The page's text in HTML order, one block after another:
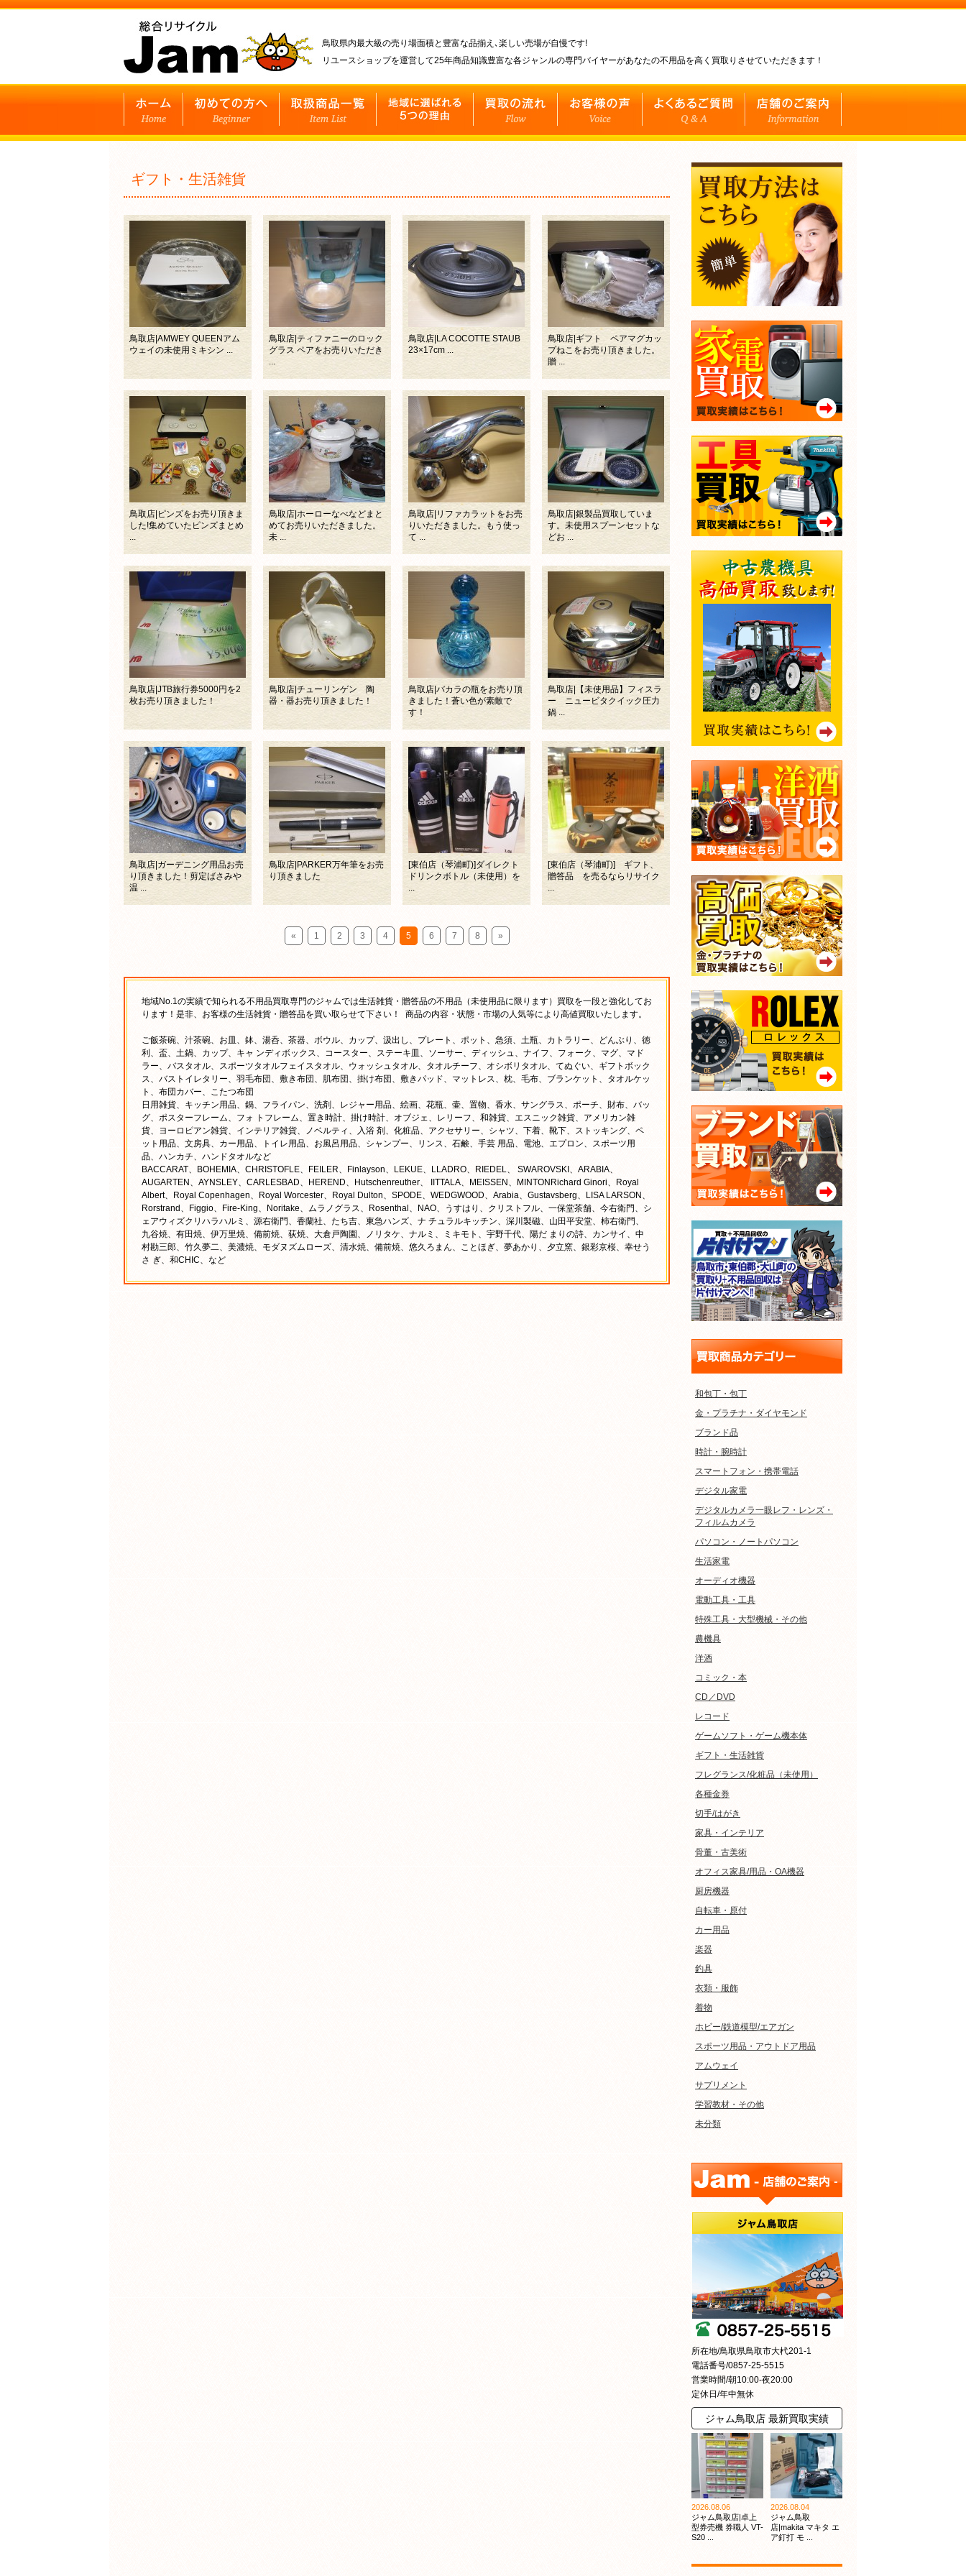
鳥取県内最大級の売り場面積と豊富な品揃え､楽しい売場が自慢です!
リユースショップを運営して25年商品知識豊富な各ジャンルの専門バイヤーがあなたの不用品を高く買取りさせていただきます！
ギフト・生活雑貨
鳥取店|AMWEY QUEENアム
ウェイの未使用ミキシン ...
鳥取店|ティファニーのロック
グラス ペアをお売りいただき
...
鳥取店|LA COCOTTE STAUB
23×17cm ...
鳥取店|ギフト ペアマグカッ
プねこをお売り頂きました。
贈 ...
鳥取店|ピンズをお売り頂きま
した!集めていたピンズまとめ
...
鳥取店|ホーローなべなどまと
めてお売りいただきました。
未 ...
鳥取店|リファカラットをお売
りいただきました。もう使っ
て ...
鳥取店|銀製品買取していま
す。未使用スプーンセットな
どお ...
鳥取店|JTB旅行券5000円を2
枚お売り頂きました！
鳥取店|チューリンゲン 陶
器・器お売り頂きました！
鳥取店|バカラの瓶をお売り頂
きました！蒼い色が素敵で
す！
鳥取店|【未使用品】フィスラ
ー ニュービタクイック圧力
鍋 ...
鳥取店|ガーデニング用品お売
り頂きました！剪定ばさみや
温 ...
鳥取店|PARKER万年筆をお売
り頂きました
[東伯店（琴浦町)]ダイレクト
ドリンクボトル（未使用）を
...
[東伯店（琴浦町)] ギフト、
贈答品 を売るならリサイク
...
« 1 2 3 4 5 6 7 8 »
地域No.1の実績で知られる不用品買取専門のジャムでは生活雑貨・贈答品の不用品（未使用品に限ります）買取を一段と強化してお
ります！是非、お客様の生活雑貨・贈答品を買い取らせて下さい！ 商品の内容・状態・市場の人気等により高値買取いたします。
ご飯茶碗、汁茶碗、お皿、鉢、湯呑、茶器、ボウル、カップ、汲出し、プレート、ポット、急須、土瓶、カトラリー、どんぶり、徳
利、盃、土鍋、カップ、キャ ンディボックス、コースター、ステーキ皿、ソーサー、ディッシュ、ナイフ、フォーク、マグ、マド
ラー、バスタオル、スポーツタオルフェイスタオル、ウォッシュタオル、タオルチーフ、オシボリタオル、てぬぐい、ギフトボック
ス、バストイレタリー、羽毛布団、敷き布団、肌布団、掛け布団、敷きパッド、マットレス、枕、毛布、ブランケット、タオルケッ
ト、布団カバー、こたつ布団
日用雑貨、キッチン用品、鍋、フライパン、洗剤、レジャー用品、絵画、花瓶、壷、置物、香水、サングラス、ポーチ、財布、バッ
グ、ポスターフレーム、フォ トフレーム、置き時計、掛け時計、オブジェ、レリーフ、和雑貨、エスニック雑貨、アメリカン雑
貨、ヨーロピアン雑貨、インテリア雑貨、ノベルティ、入浴 剤、化粧品、アクセサリー、シャツ、下着、靴下、ストッキング、ペ
ット用品、文房具、カー用品、トイレ用品、お風呂用品、シャンプー、リンス、石鹸、手芸 用品、電池、エプロン、スポーツ用
品、ハンカチ、ハンドタオルなど
BACCARAT、BOHEMIA、CHRISTOFLE、FEILER、Finlayson、LEKUE、LLADRO、RIEDEL、 SWAROVSKI、ARABIA、
AUGARTEN、AYNSLEY、CARLESBAD、HEREND、Hutschenreuther、 IITTALA、MEISSEN、MINTONRichard Ginori、Royal
Albert、Royal Copenhagen、Royal Worcester、Royal Dulton、SPODE、WEDGWOOD、Arabia、Gustavsberg、LISA LARSON、
Rorstrand、Figgio、Fire-King、Noritake、ムラノグラス、Rosenthal、NAO、うすはり、クリストフル、一保堂茶舗、今右衛門、シ
ェアウィズクリハラハルミ、源右衛門、香蘭社、たち吉、東急ハンズ、ナ チュラルキッチン、深川製磁、山田平安堂、柿右衛門、
九谷焼、有田焼、伊万里焼、備前焼、荻焼、大倉戸陶園、ノリタケ、ナルミ、ミキモト、宇野千代、陽だ まりの詩、カンサイ、中
村勘三郎、竹久夢二、美濃焼、モダヌズムローズ、清水焼、備前焼、悠久ろまん、ことほぎ、夢あかり、夕立窯、銀彩京桜、幸せう
さ ぎ、和CHIC、など
和包丁・包丁
金・プラチナ・ダイヤモンド
ブランド品
時計・腕時計
スマートフォン・携帯電話
デジタル家電
デジタルカメラ一眼レフ・レンズ・
フィルムカメラ
パソコン・ノートパソコン
生活家電
オーディオ機器
電動工具・工具
特殊工具・大型機械・その他
農機具
洋酒
コミック・本
CD／DVD
レコード
ゲームソフト・ゲーム機本体
ギフト・生活雑貨
フレグランス/化粧品（未使用）
各種金券
切手/はがき
家具・インテリア
骨董・古美術
オフィス家具/用品・OA機器
厨房機器
自転車・原付
カー用品
楽器
釣具
衣類・服飾
着物
ホビー/鉄道模型/エアガン
スポーツ用品・アウトドア用品
アムウェイ
サプリメント
学習教材・その他
未分類
所在地/鳥取県鳥取市大杙201-1
電話番号/0857-25-5515
営業時間/朝10:00-夜20:00
定休日/年中無休
ジャム鳥取店 最新買取実績
2026.08.06
ジャム鳥取店|卓上
型券売機 券職人 VT-
S20 ...
2026.08.04
ジャム鳥取
店|makita マキタ エ
ア釘打 モ ...